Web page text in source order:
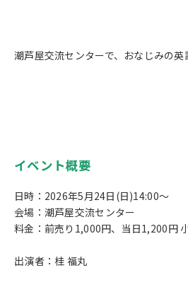
潮芦屋交流センターで、おなじみの英
イベント概要
日時：2026年5月24日(日)14:00～
会場：潮芦屋交流センター
料金：前売り1,000円、当日1,200円
出演者：桂 福丸